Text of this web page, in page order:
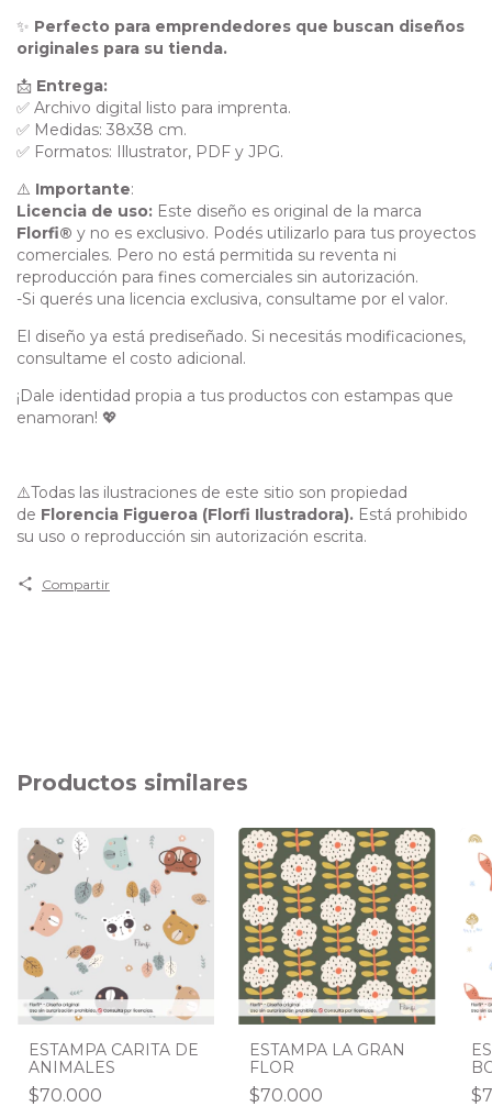
✨ Perfecto para emprendedores que buscan diseños
originales para su tienda.
📩 Entrega:
✅ Archivo digital listo para imprenta.
✅ Medidas: 38x38 cm.
✅ Formatos: Illustrator, PDF y JPG.
⚠️ Importante:
Licencia de uso: Este diseño es original de la marca
Florfi® y no es exclusivo. Podés utilizarlo para tus proyectos
comerciales. Pero no está permitida su reventa ni
reproducción para fines comerciales sin autorización.
-Si querés una licencia exclusiva, consultame por el valor.
El diseño ya está prediseñado. Si necesitás modificaciones,
consultame el costo adicional.
¡Dale identidad propia a tus productos con estampas que
enamoran! 💖
⚠️Todas las ilustraciones de este sitio son propiedad
de Florencia Figueroa (Florfi Ilustradora). Está prohibido
su uso o reproducción sin autorización escrita.
Compartir
Productos similares
ESTAMPA CARITA DE
ANIMALES
$70.000
ESTAMPA LA GRAN
FLOR
$70.000